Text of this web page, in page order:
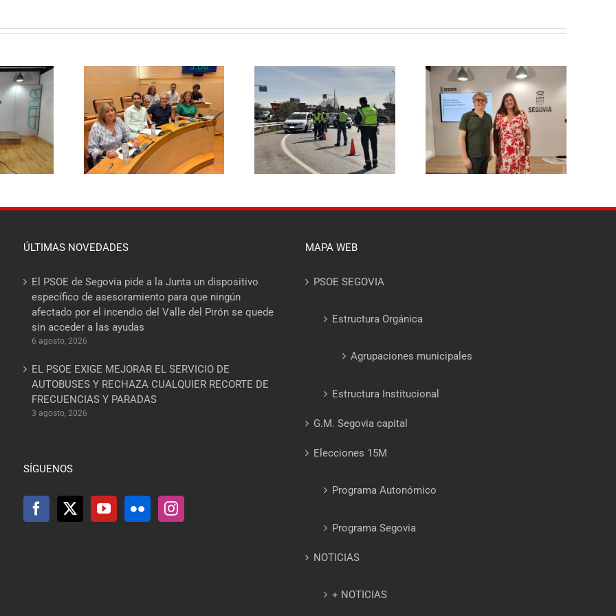
rebajar un 20%
basuras y
el mayor
fiscal soportado
segovianas
El PSOE pide
responsabilidades políticas
al PP tras las diligencias
abiertas a la alcaldesa de La
Lastrilla por un presunto
incidente con la Guardia Civil
El PSOE propone reducir un
20 % la tasa de basuras para
las viviendas habituales y
hacerla más justa para las
familias segovianas
El PSOE de Segovia pide a la
Junta un dispositivo
específico de asesoramiento
para que ningún afectado
por el incendio del Valle del
Pirón se quede sin acceder a
las ayudas
ÚLTIMAS NOVEDADES
El PSOE de Segovia pide a la Junta un dispositivo
específico de asesoramiento para que ningún
afectado por el incendio del Valle del Pirón se quede
sin acceder a las ayudas
6 agosto, 2026
EL PSOE EXIGE MEJORAR EL SERVICIO DE
AUTOBUSES Y RECHAZA CUALQUIER RECORTE DE
FRECUENCIAS Y PARADAS
3 agosto, 2026
SÍGUENOS
MAPA WEB
PSOE SEGOVIA
Estructura Orgánica
Agrupaciones municipales
Estructura Institucional
G.M. Segovia capital
Elecciones 15M
Programa Autonómico
Programa Segovia
NOTICIAS
+ NOTICIAS